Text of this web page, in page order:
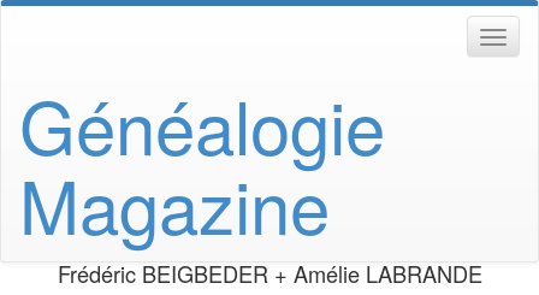
Généalogie
Magazine
FrédéricBEIGBEDER+AmélieLABRANDE